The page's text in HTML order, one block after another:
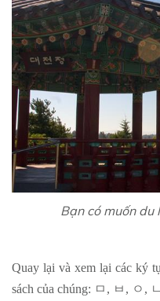
Bạn có muốn du
Quay lại và xem lại các ký
sách của chúng: ㅁ , ㅂ , ㅇ , ㄴ